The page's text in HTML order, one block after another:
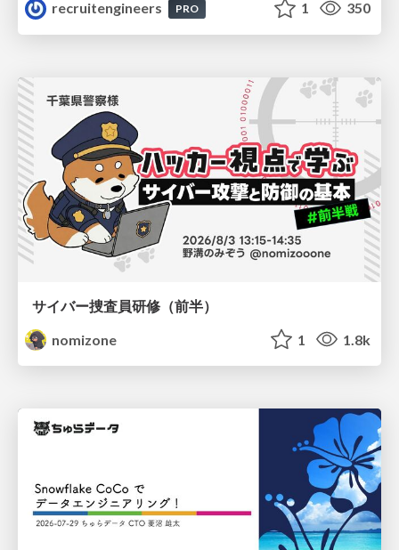
recruitengineers PRO 1 350
サイバー捜査員研修（前半）
nomizone
1 1.8k